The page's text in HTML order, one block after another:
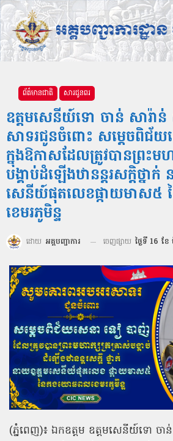
ព័ត៌មានជាតិ សារជូនពរ
ឧត្ដមសេនីយ៍ទោ ចាន់ សារ៉ា
សាទរជូនចំពោះ សម្ដេចពិជ័
ក្នុងឱកាសដែលត្រូវបានព្រះម
បង្គាប់ដំឡើងឋានន្តរសក្តិថ្នាក់
សេនីយ៍ផុតលេខផ្កាយមាស៥
ខេមរភូមិន្ទ
ដោយ អគ្គបញ្ជាការ ចេញផ្សាយ ថ្ងៃទី 16 ខែ
(ភ្នំពេញ)៖ ឯកឧត្តម ឧត្ដមសេនីយ៍ទោ ចា